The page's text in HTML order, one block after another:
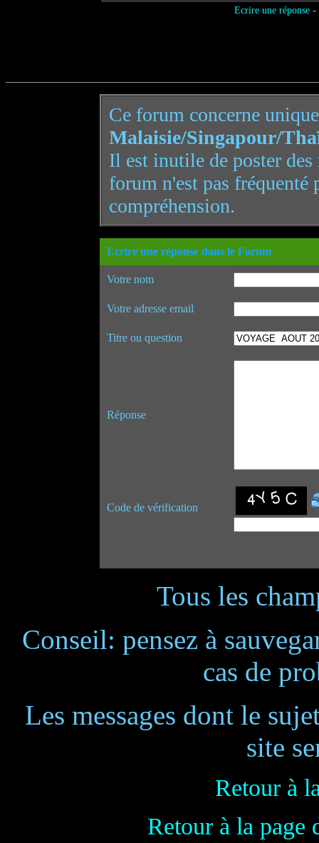
Ecrire une réponse-
Ce forum concerne
Malaisie/Singapour/
Il est inutile de poster
forum n'est pas
compréhension.
Ecrire une réponse dans le Forum
Votre nom
Votre adresse email
Titre ou question
Réponse
Code de vérification
Tous les
Conseil: pensez à
cas de
Les messages dont le
site
Retour à
Retour à la page